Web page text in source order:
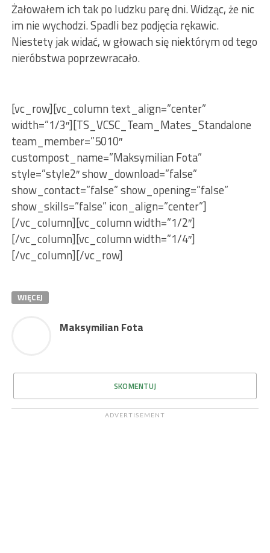
Żałowałem ich tak po ludzku parę dni. Widząc, że nic
im nie wychodzi. Spadli bez podjęcia rękawic.
Niestety jak widać, w głowach się niektórym od tego
nieróbstwa poprzewracało.
[vc_row][vc_column text_align=”center”
width=”1/3″][TS_VCSC_Team_Mates_Standalone
team_member=”5010″
custompost_name=”Maksymilian Fota”
style=”style2″ show_download=”false”
show_contact=”false” show_opening=”false”
show_skills=”false” icon_align=”center”]
[/vc_column][vc_column width=”1/2″]
[/vc_column][vc_column width=”1/4″]
[/vc_column][/vc_row]
WIĘCEJ
Maksymilian Fota
SKOMENTUJ
ADVERTISEMENT